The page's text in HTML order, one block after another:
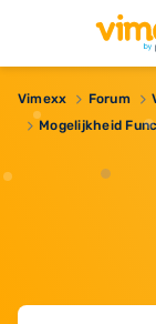
Vimexx Forum
Mogelijkheid